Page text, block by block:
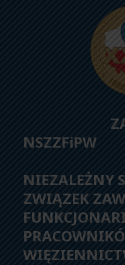
NSZZFiPW
NIEZALEŻNY
ZWIĄZEK